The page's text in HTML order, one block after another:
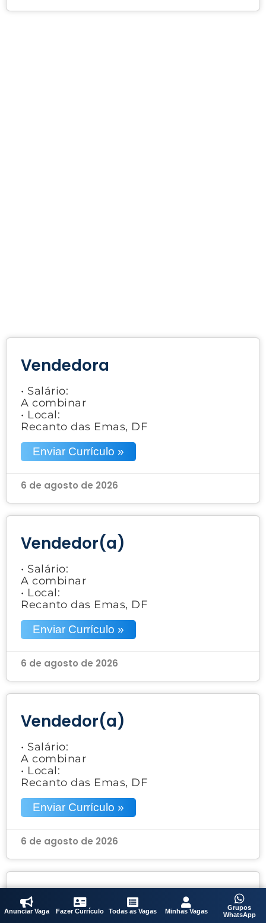
Vendedora
• Salário:
A combinar
• Local:
Recanto das Emas, DF
Enviar Currículo »
6 de agosto de 2026
Vendedor(a)
• Salário:
A combinar
• Local:
Recanto das Emas, DF
Enviar Currículo »
6 de agosto de 2026
Vendedor(a)
• Salário:
A combinar
• Local:
Recanto das Emas, DF
Enviar Currículo »
6 de agosto de 2026
Fiscal de Loja
Anunciar Vaga Fazer Currículo Todas as Vagas Minhas Vagas
Grupos
WhatsApp